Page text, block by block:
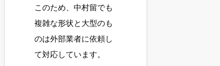
このため、中村留でも
複雑な形状と大型のも
のは外部業者に依頼し
て対応しています。